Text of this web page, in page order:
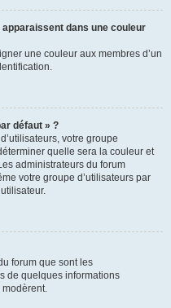
dans une couleur
une couleur aux membres d’un
défaut » ?
votre groupe
quelle sera la couleur et
administrateurs du forum
votre groupe d’utilisateurs par
forum que sont les
de quelques informations
modèrent.